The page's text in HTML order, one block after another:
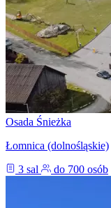
Osada Śnieżka
Łomnica (dolnośląskie)
3 sal
do 700 osób